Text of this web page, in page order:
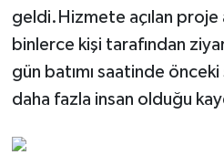
geldi.Hizmete açılan proje
binlerce kişi tarafından
gün batımı saatinde
daha fazla insan olduğu